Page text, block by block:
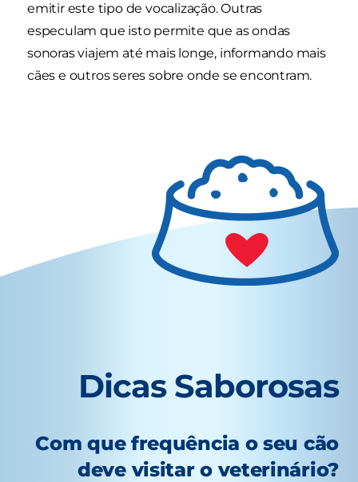
emitir este tipo de vocalização. Outras
especulam que isto permite que as ondas
sonoras viajem até mais longe, informando mais
cães e outros seres sobre onde se encontram.
Dicas Saborosas
Com que frequência o seu cão
deve visitar o veterinário?